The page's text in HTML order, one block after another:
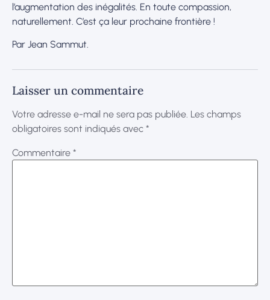
l’augmentation des inégalités. En toute compassion,
naturellement. C’est ça leur prochaine frontière !
Par Jean Sammut.
Laisser un commentaire
Votre adresse e-mail ne sera pas publiée. Les champs
obligatoires sont indiqués avec *
Commentaire *